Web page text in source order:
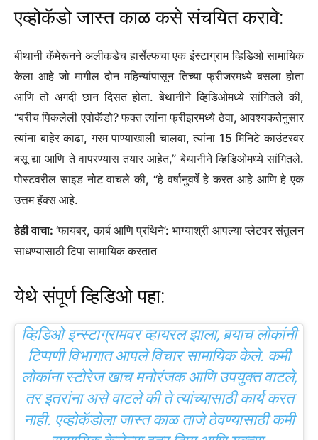
एव्होकॅडो जास्त काळ कसे संचयित करावे:
बीथानी कॅमेरूनने अलीकडेच हार्सेल्फचा एक इंस्टाग्राम व्हिडिओ सामायिक
केला आहे जो मागील दोन महिन्यांपासून तिच्या फ्रीजरमध्ये बसला होता
आणि तो अगदी छान दिसत होता. बेथानीने व्हिडिओमध्ये सांगितले की,
“बरीच पिकलेली एवोकॅडो? फक्त त्यांना फ्रीझरमध्ये ठेवा, आवश्यकतेनुसार
त्यांना बाहेर काढा, गरम पाण्याखाली चालवा, त्यांना 15 मिनिटे काउंटरवर
बसू द्या आणि ते वापरण्यास तयार आहेत,” बेथानीने व्हिडिओमध्ये सांगितले.
पोस्टवरील साइड नोट वाचले की, “हे वर्षानुवर्षे हे करत आहे आणि हे एक
उत्तम हॅक्स आहे.
हेही वाचा: ‘फायबर, कार्ब आणि प्रथिने’: भाग्याश्री आपल्या प्लेटवर संतुलन
साधण्यासाठी टिपा सामायिक करतात
येथे संपूर्ण व्हिडिओ पहा:
व्हिडिओ इन्स्टाग्रामवर व्हायरल झाला, बर्‍याच लोकांनी
टिप्पणी विभागात आपले विचार सामायिक केले. कमी
लोकांना स्टोरेज खाच मनोरंजक आणि उपयुक्त वाटले,
तर इतरांना असे वाटले की ते त्यांच्यासाठी कार्य करत
नाही. एव्होकॅडोला जास्त काळ ताजे ठेवण्यासाठी कमी